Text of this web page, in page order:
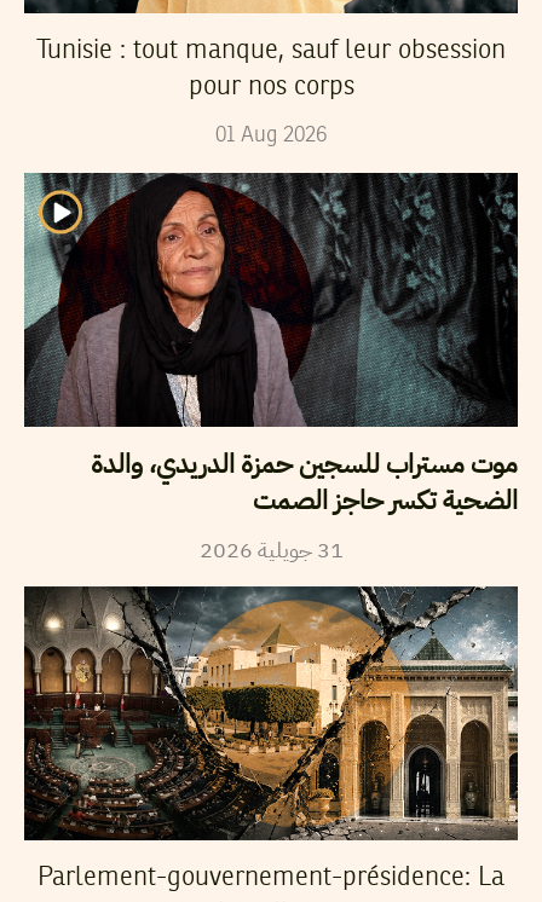
Tunisie : tout manque, sauf leur obsession
pour nos corps
01 Aug 2026
موت مستراب للسجين حمزة الدريدي، والدة
الضحية تكسر حاجز الصمت
31 جويلية2026
Parlement-gouvernement-présidence: La